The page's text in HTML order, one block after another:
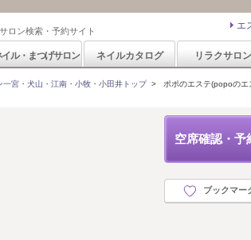
ロン検索・予約サイト エ
イル・まつげサロン ネイルカタログ リラクサロン
一宮・犬山・江南・小牧・小田井トップ> ポポのエステ(popoのエ
空席確認・予
ブックマー